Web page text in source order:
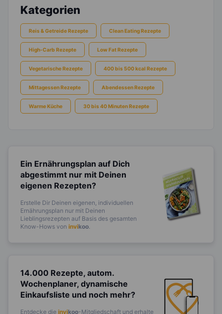
Kategorien
Reis & Getreide Rezepte Clean Eating Rezepte
High-Carb Rezepte Low Fat Rezepte
Vegetarische Rezepte 400 bis 500 kcal Rezepte
Mittagessen Rezepte Abendessen Rezepte
Warme Küche 30 bis 40 Minuten Rezepte
Ein Ernährungsplan auf Dich
abgestimmt nur mit Deinen
eigenen Rezepten?
Erstelle Dir Deinen eigenen, individuellen
Ernährungsplan nur mit Deinen
Lieblingsrezepten auf Basis des gesamten
Know-Hows von invikoo
14.000 Rezepte, autom.
Wochenplaner, dynamische
Einkaufsliste und noch mehr?
Entdecke die invikoo-Mitgliedschaft und erhalte